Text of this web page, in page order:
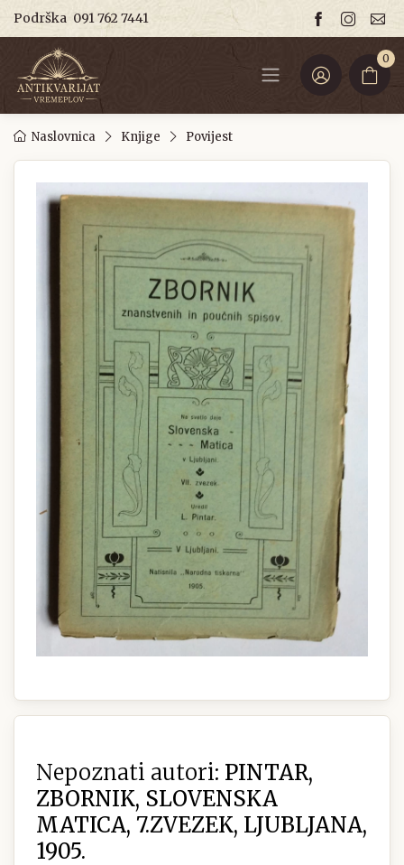
Podrška 091 762 7441
0
Naslovnica Knjige Povijest
Nepoznati autori: PINTAR,
ZBORNIK, SLOVENSKA
MATICA, 7.ZVEZEK, LJUBLJANA,
1905.